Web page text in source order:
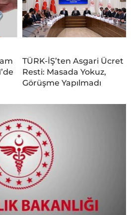
TÜRK-İŞ’ten Asgari Ücret
Resti: Masada Yokuz,
Görüşme Yapılmadı